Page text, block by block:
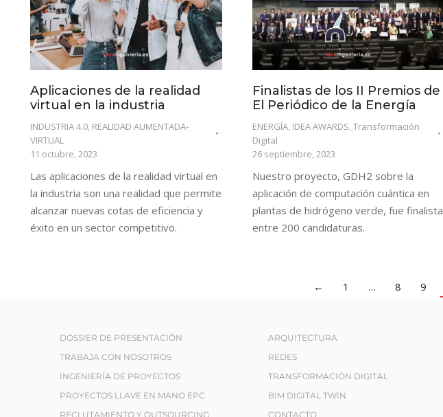
Aplicaciones de la realidad
virtual en la industria
INDUSTRIA 4.0, REALIDAD AUMENTADA-
VIRTUAL
11 octubre, 2023
Las aplicaciones de la realidad virtual en
la industria son una realidad que permite
alcanzar nuevas cotas de eficiencia y
éxito en un sector competitivo.
Finalistas de los II Premios de
El Periódico de la Energía
ENERGÍA, IDEA AWARDS,Transformación
Digital
26 septiembre, 2023
Nuestro proyecto, GDH2 sobre la
aplicación de computación cuántica en
plantas de hidrógeno verde, fue finalista
entre 200 candidaturas.
← 1 … 8 9
DOSSIER DE PRESENTACIÓN
TRABAJA CON NOSOTROS
INGENIERÍA DE PROYECTOS
PROYECTOS LLAVE EN MANO EPC
RECLUTAMIENTO Y OUTSOURCING
ARQUITECTURA
REDES
TRANSFORMACIÓN DIGITAL
BIM DIGITAL TWIN
CONTACTO